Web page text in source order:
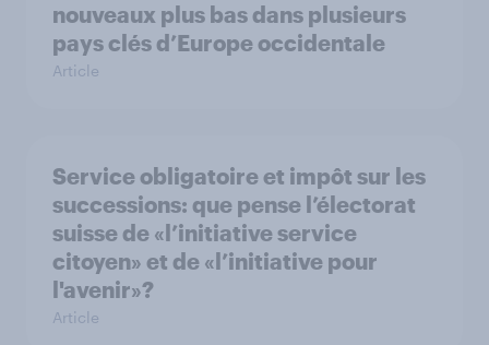
nouveaux plus bas dans plusieurs
pays clés d’Europe occidentale
Article
Service obligatoire et impôt sur les
successions: que pense l’électorat
suisse de «l’initiative service
citoyen» et de «l’initiative pour
l'avenir»?
Article